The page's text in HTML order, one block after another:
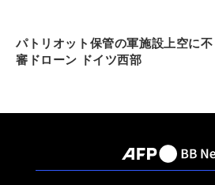
パトリオット保管の軍施設上空に不
審ドローン ドイツ西部